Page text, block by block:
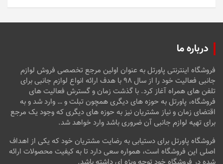
درباره ما
فروشگاه اینترنتی پاورتل به عنوان اولین مرجع تخصصی فروش لوازم
جانبی فعالیت خود را از سال ۹۸ با هدف ارائه انواع لوازم جانبی برای
تلفن های همراه آغاز کرد. با گذشت زمان و گسترش فعالیت های
فروشگاه، پاورتل به حوزه های دیگری همچون تبلت و … وارد شد و به
اقتضای زمان و نیاز مشتریان نیز به حوزه های دیگری که وجود یک مرجع
برای تهیه لوازم جانبی آن ضروری باشد وارد خواهد شد.
فروشگاه پاورتل برای دستیابی به رضایت مشتریان خود که یکی از اهداف
اصلی این فروشگاه است، همواره سعی دارد تا به کیفیت محصولات ارائه